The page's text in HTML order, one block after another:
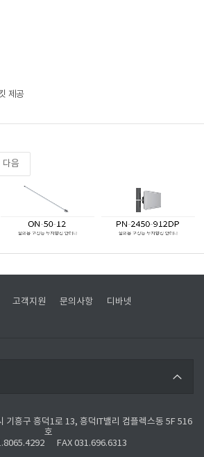
제공
다음
고객지원 문의사항 디바넷
기흥구 흥덕1로 13, 흥덕IT밸리 컴플렉스동 5F 516
호
FAX 031.696.6313